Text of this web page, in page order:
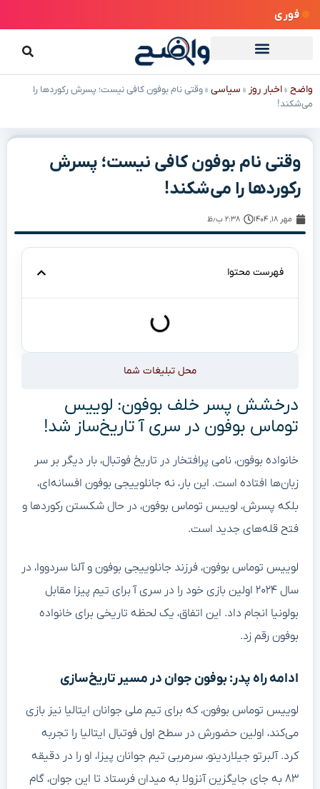
فوری
واضح »اخبار روز » سیاسی »وقتی نام بوفون کافی نیست؛ پسرش رکوردها را
می‌شکند!
وقتی نام بوفون کافی نیست؛ پسرش
رکوردها را می‌شکند!
مهر ۱۸, ۱۴۰۴ ۲:۳۸ ب٫ظ
فهرست محتوا
محل تبلیغات شما
درخشش پسر خلف بوفون: لوییس
توماس بوفون در سری آ تاریخ‌ساز شد!
خانواده بوفون، نامی پرافتخار در تاریخ فوتبال، بار دیگر بر سر
زبان‌ها افتاده است. این بار، نه جانلوییجی بوفون افسانه‌ای،
بلکه پسرش، لوییس توماس بوفون، در حال شکستن رکوردها و
فتح قله‌های جدید است.
لوییس توماس بوفون، فرزند جانلوییجی بوفون و آلنا سردووا، در
سال ۲۰۲۴ اولین بازی خود را در سری آ برای تیم پیزا مقابل
بولونیا انجام داد. این اتفاق، یک لحظه تاریخی برای خانواده
بوفون رقم زد.
ادامه راه پدر: بوفون جوان در مسیر تاریخ‌سازی
لوییس توماس بوفون، که برای تیم ملی جوانان ایتالیا نیز بازی
می‌کند، اولین حضورش در سطح اول فوتبال ایتالیا را تجربه
کرد. آلبرتو جیلاردینو، سرمربی تیم جوانان پیزا، او را در دقیقه
۸۳ به جای جایگزین آنزولا به میدان فرستاد تا این جوان، گام